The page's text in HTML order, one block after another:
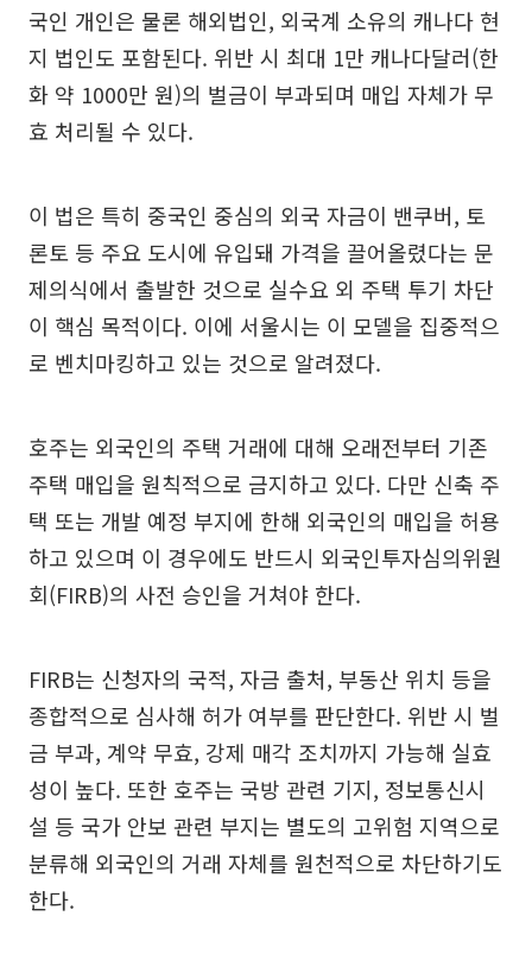
국인 개인은 물론 해외법인, 외국계 소유의 캐나다 현
지 법인도 포함된다. 위반 시 최대 1만 캐나다달러(한
화 약 1000만 원)의 벌금이 부과되며 매입 자체가 무
효 처리될 수 있다.
이 법은 특히 중국인 중심의 외국 자금이 밴쿠버, 토
론토 등 주요 도시에 유입돼 가격을 끌어올렸다는 문
제의식에서 출발한 것으로 실수요 외 주택 투기 차단
이 핵심 목적이다. 이에 서울시는 이 모델을 집중적으
로 벤치마킹하고 있는 것으로 알려졌다.
호주는 외국인의 주택 거래에 대해 오래전부터 기존
주택 매입을 원칙적으로 금지하고 있다. 다만 신축 주
택 또는 개발 예정 부지에 한해 외국인의 매입을 허용
하고 있으며 이 경우에도 반드시 외국인투자심의위원
회(FIRB)의 사전 승인을 거쳐야 한다.
FIRB는 신청자의 국적, 자금 출처, 부동산 위치 등을
종합적으로 심사해 허가 여부를 판단한다. 위반 시 벌
금 부과, 계약 무효, 강제 매각 조치까지 가능해 실효
성이 높다. 또한 호주는 국방 관련 기지, 정보통신시
설 등 국가 안보 관련 부지는 별도의 고위험 지역으로
분류해 외국인의 거래 자체를 원천적으로 차단하기도
한다.